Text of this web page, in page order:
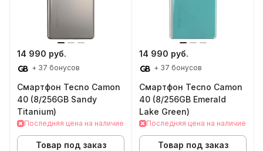
14 990 руб.
+ 37 бонусов
Смартфон Tecno Camon
40 (8/256GB Sandy
Titanium)
Последняя цена на наличие
Товар под заказ
14 990 руб.
+ 37 бонусов
Смартфон Tecno Camon
40 (8/256GB Emerald
Lake Green)
Последняя цена на наличие
Товар под заказ